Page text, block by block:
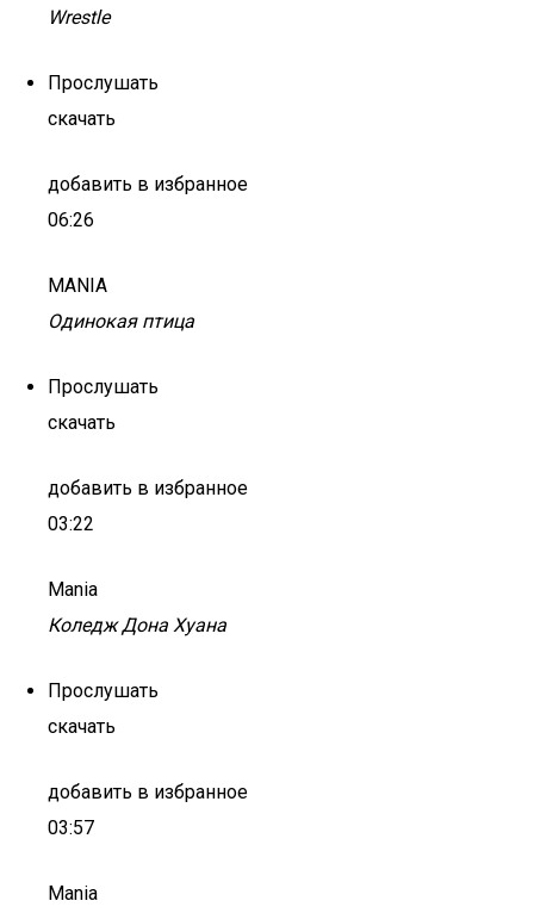
Wrestle
Прослушать
скачать
добавить в избранное
06:26
MANIA
Одинокая птица
Прослушать
скачать
добавить в избранное
03:22
Mania
Коледж Дона Хуана
Прослушать
скачать
добавить в избранное
03:57
Mania